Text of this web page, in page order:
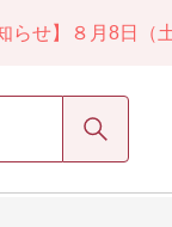
らせ】８月8日（
検索